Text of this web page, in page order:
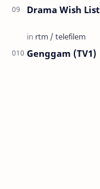
Drama Wish List
Genggam (TV1)